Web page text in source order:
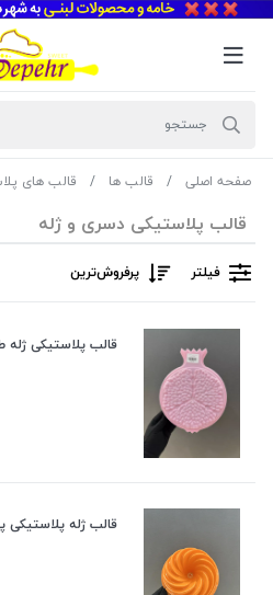
صفحه اصلی قالب ها قالب های
قالب پلاستیکی دسری و ژله
فیلتر پرفروش‌ترین‌
قالب پلاستیکی ژله
قالب ژله پلاستیکی